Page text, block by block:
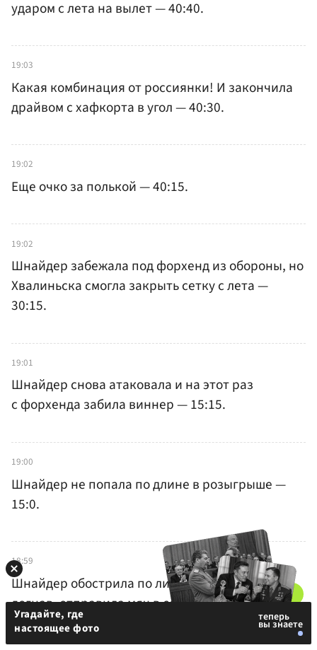
ударом с лета на вылет — 40:40.
19:03
Какая комбинация от россиянки! И закончила
драйвом с хафкорта в угол — 40:30.
19:02
Еще очко за полькой — 40:15.
19:02
Шнайдер забежала под форхенд из обороны, но
Хвалиньска смогла закрыть сетку с лета —
30:15.
19:01
Шнайдер снова атаковала и на этот раз
с форхенда забила виннер — 15:15.
19:00
Шнайдер не попала по длине в розыгрыше —
15:0.
18:59
Шнайдер обострила по линии, и Хвалиньска,
догнав, отправила мяч в сетку —5:5.
Угадайте, где
настоящее фото